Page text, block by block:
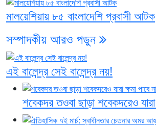
মালয়েশিয়ায় ৮৫ বাংলাদেশি প্রবাসী আটক
সম্পাদকীয় আরও পড়ুন
এই বালেন্দ্র সেই বালেন্দ্র নয়!
শবেকদর তওবা ছাড়া শবেকদরেও যারা